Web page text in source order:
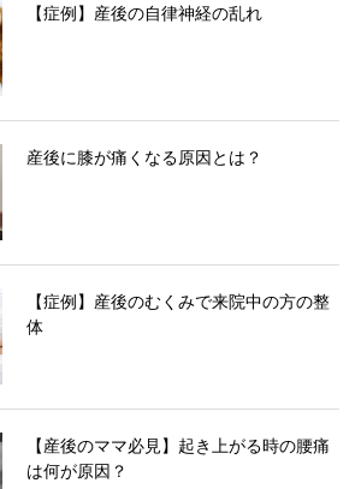
【症例】産後の自律神経の乱れ
産後に膝が痛くなる原因とは？
【症例】産後のむくみで来院中の方の整
体
【産後のママ必見】起き上がる時の腰痛
は何が原因？